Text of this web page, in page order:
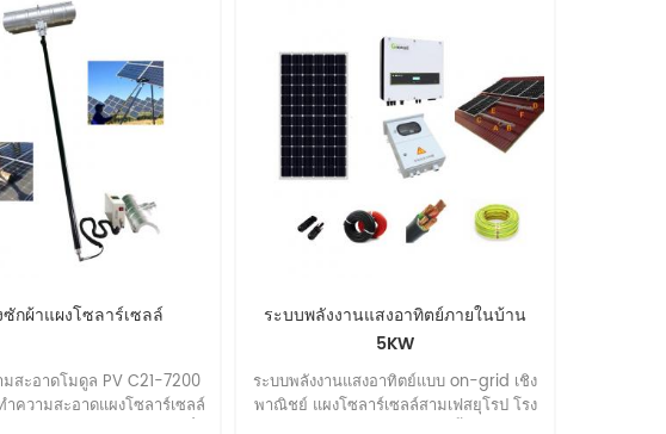
ทธิภาพการชาร์จและการคาย
ยี่ยม *ปรับให้เข้ากับอุณหภูมิสูง
ะสิทธิภาพการปลดปล่อยลึกที่ดี
งานยาวนานขึ้น รายละเอียด
รงดันไฟฟ้า 12v จำนวนเซลล์ 6
บชีวิต 5-8 ปี ความจุสูงสุดที่ 25
า 10 ชม. (0.1c,10.8v) 100ah
76.8อา อัตรา 1
55.2อา ความจุที่ได้รับ
ากอุณหภูมิ (อัตรา 10 ชั่วโมง)
103% 25 ℃ (77 ℉) 100% 0
าร์จแรงดันคงที่ที่ 25 ℃ (77 ℉)
ร 14.4-14.9v กระแสไฟชาร์จ
13.8v การชดเชยอุณหภูมิ
ดปล่อยตัวเอง 25 ℃ (77 ℉)
กเก็บได้ 3 เดือน 91% หลังเก็บ
ซักผ้าแผงโซลาร์เซลล์
สะอาดโมดูล PV C21-7200
ำความสะอาดแผงโซลาร์เซลล์
ระบบพลังงานแสงอาทิตย์ภายในบ้าน
5KW
ระบบพลังงานแสงอาทิตย์แบบ on-grid เชิง
พาณิชย์ แผงโซลาร์เซลล์สามเฟสยุโรป โรง